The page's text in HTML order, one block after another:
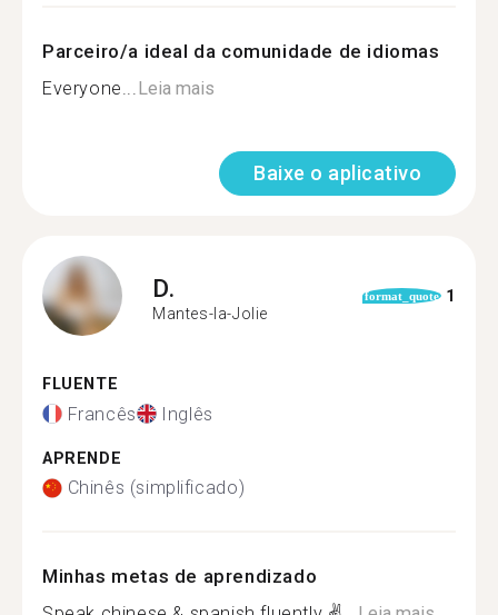
Parceiro/a ideal da comunidade de idiomas
Everyone...Leia mais
Baixe o aplicativo
D.
Mantes-la-Jolie
format_quote 1
FLUENTE
Francês Inglês
APRENDE
Chinês (simplificado)
Minhas metas de aprendizado